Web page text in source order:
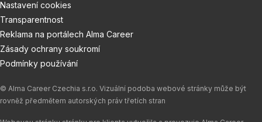
o
k
I
n
e
Nastavení cookies
Transparentnost
Reklama na portálech Alma Career
Zásady ochrany soukromí
Podmínky používání
© Alma Career Czechia s.r.o. Vizuální podoba webové stránky může být
rovněž předmětem autorských práv třetích stran